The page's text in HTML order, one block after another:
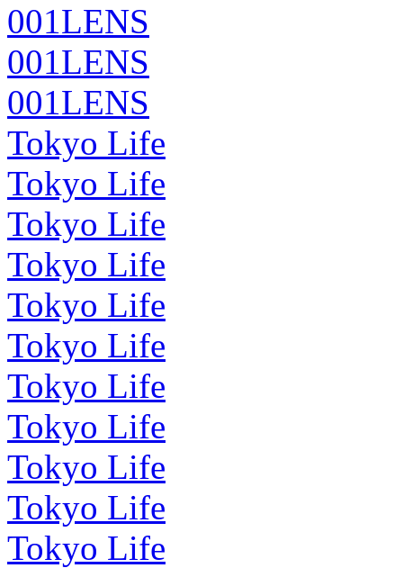
001LENS
001LENS
001LENS
Tokyo Life
Tokyo Life
Tokyo Life
Tokyo Life
Tokyo Life
Tokyo Life
Tokyo Life
Tokyo Life
Tokyo Life
Tokyo Life
Tokyo Life